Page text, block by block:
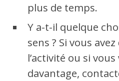
plus de temps.
Y a-t-il quelque
sens ? Si vous
l’activité ou si
davantage,